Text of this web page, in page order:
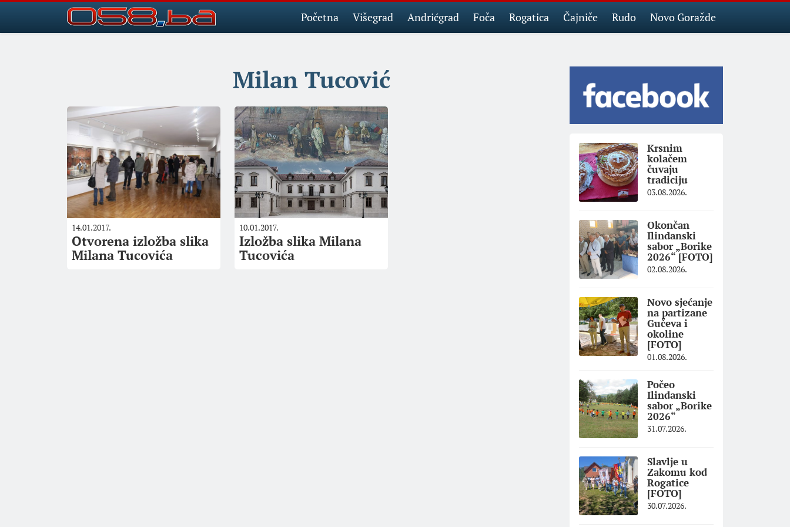
Početna Višegrad Andrićgrad Foča Rogatica Čajniče Rudo Novo Goražde
Milan Tucović
14.01.2017.
Otvorena izložba slika
Milana Tucovića
10.01.2017.
Izložba slika Milana
Tucovića
Krsnim
kolačem
čuvaju
tradiciju
03.08.2026.
Okončan
Ilindanski
sabor „Borike
2026“ [FOTO]
02.08.2026.
Novo sjećanje
na partizane
Gučeva i
okoline
[FOTO]
01.08.2026.
Počeo
Ilindanski
sabor „Borike
2026“
31.07.2026.
Slavlje u
Zakomu kod
Rogatice
[FOTO]
30.07.2026.